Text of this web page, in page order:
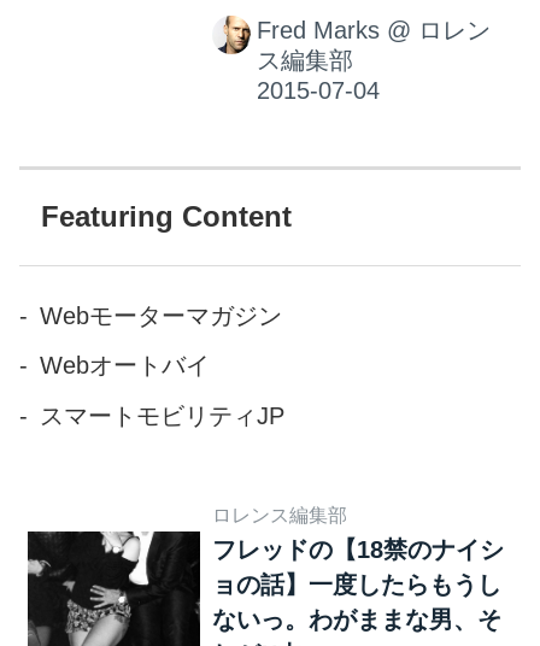
なのです。 私、フレッドの友
人、A仁といいますが、彼はと
にかくジェニファー・ロペス
激すぎるという理由で掲載を
見送られたため、少しふてく
されていた私、フレッドなの
あるよと送られてきたのが、
このなんとも素敵な衣装に身
と指令を受けた私、フレッド
ておきの話を思い出しまし
Kと、Kが呼んでくれた20代後
半の可愛らしい女性と3人で、
原宿の小さなバーで飲んでい
たのです。そうですね、5年く
Fred Marks @ ロレン
ス編集部
Featuring Content
Webモーターマガジン
Webオートバイ
スマートモビリティJP
ロレンス編集部
フレッドの【18禁のナイシ
ョの話】一度したらもうし
ないっ。わがままな男、そ